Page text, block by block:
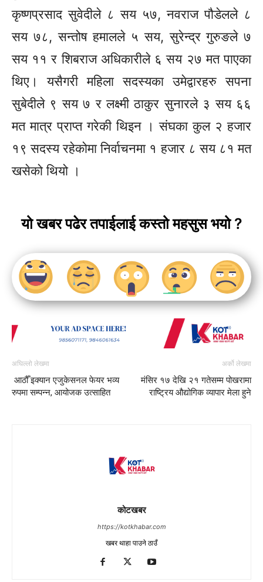
कृष्णप्रसाद सुवेदीले ८ सय ५७, नवराज पौडेलले ८
सय ७८, सन्तोष हमालले ५ सय, सुरेन्द्र गुरुङले ७
सय ११ र शिबराज अधिकारीले ६ सय २७ मत पाएका
थिए। यसैगरी महिला सदस्यका उमेद्वारहरु सपना
सुबेदीले ९ सय ७ र लक्ष्मी ठाकुर सुनारले ३ सय ६६
मत मात्र प्राप्त गरेकीथिइन। संघका कुल २ हजार
१९ सदस्य रहेकोमा निर्वाचनमा १ हजार ८ सय ८१ मत
खसेको थियो ।
यो खबर पढेर तपाईलाई कस्तो महसुस भयो ?
अघिल्लो लेखमा
आठौँ इक्यान एजुकेसनल फेयर भव्य
रुपमा सम्पन्न, आयोजक उत्साहित
अर्को लेखमा
मंसिर १७ देखि २१ गतेसम्म पोखरामा
राष्ट्रिय औद्योगिक व्यापार मेला हुने
कोटखबर
https://kotkhabar.com
खबर थाहा पाउने ठाउँ